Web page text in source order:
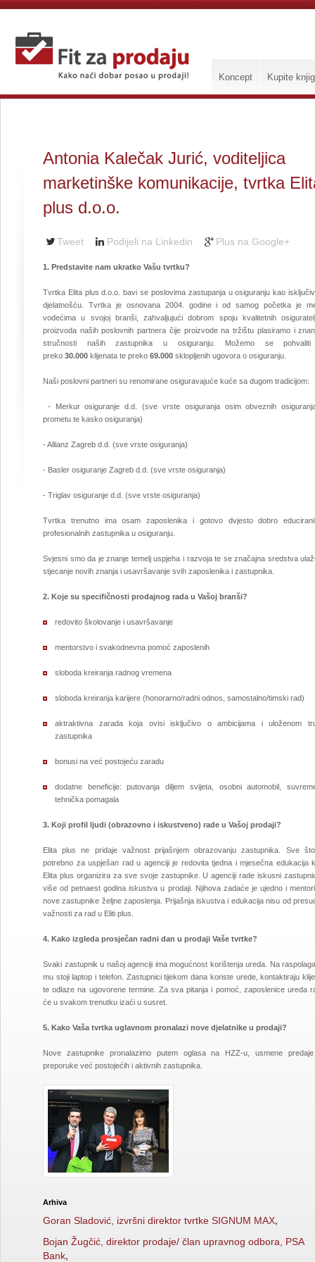
Koncept Kupite
Antonia Kalečak Jurić, voditeljica
marketinške komunikacije, tvrtka
plus d.o.o.
Tweet Podijeli na Linkedin Plus na Google+
1. Predstavite nam ukratko Vašu tvrtku?
Tvrtka Elita plus d.o.o. bavi se poslovima zastupanja u osiguranju kao
djelatnošću. Tvrtka je osnovana 2004. godine i od samog početka je
vodećima u svojoj branši, zahvaljujući dobrom spoju kvalitetnih
proizvoda naših poslovnih partnera čije proizvode na tržištu plasiramo i
stručnosti naših zastupnika u osiguranju. Možemo se
preko 30.000 klijenata te preko 69.000 sklopljenih ugovora o osiguranju.
Naši poslovni partneri su renomirane osiguravajuće kuće sa dugom tradicijom:
- Merkur osiguranje d.d. (sve vrste osiguranja osim obveznih
prometu te kasko osiguranja)
- Allianz Zagreb d.d. (sve vrste osiguranja)
- Basler osiguranje Zagreb d.d. (sve vrste osiguranja)
- Triglav osiguranje d.d. (sve vrste osiguranja)
Tvrtka trenutno ima osam zaposlenika i gotovo dvjesto dobro
profesionalnih zastupnika u osiguranju.
Svjesni smo da je znanje temelj uspjeha i razvoja te se značajna sredstva
stjecanje novih znanja i usavršavanje svih zaposlenika i zastupnika.
2. Koje su specifičnosti prodajnog rada u Vašoj branši?
redovito školovanje i usavršavanje
mentorstvo i svakodnevna pomoć zaposlenih
sloboda kreiranja radnog vremena
sloboda kreiranja karijere (honorarno/radni odnos, samostalno/timski rad)
aktraktivna zarada koja ovisi isključivo o ambicijama i uloženom
zastupnika
bonusi na već postojeću zaradu
dodatne beneficije: putovanja diljem svijeta, osobni automobil,
tehnička pomagala
3. Koji profil ljudi (obrazovno i iskustveno) rade u Vašoj prodaji?
Elita plus ne pridaje važnost prijašnjem obrazovanju zastupnika. Sve
potrebno za uspješan rad u agenciji je redovita tjedna i mjesečna edukacija
Elita plus organizira za sve svoje zastupnike. U agenciji rade iskusni
više od petnaest godina iskustva u prodaji. Njihova zadaće je ujedno i
nove zastupnike željne zaposlenja. Prijašnja iskustva i edukacija nisu od
važnosti za rad u Eliti plus.
4. Kako izgleda prosječan radni dan u prodaji Vaše tvrtke?
Svaki zastupnik u našoj agenciji ima mogućnost korištenja ureda. Na
mu stoji laptop i telefon. Zastupnici tijekom dana koriste urede, kontaktiraju
te odlaze na ugovorene termine. Za sva pitanja i pomoć, zaposlenice ureda
će u svakom trenutku izaći u susret.
5. Kako Vaša tvrtka uglavnom pronalazi nove djelatnike u prodaji?
Nove zastupnike pronalazimo putem oglasa na HZZ-u, usmene
preporuke već postojećih i aktivnih zastupnika.
Arhiva
Goran Sladović, izvršni direktor tvrtke SIGNUM MAX,
Bojan Žugčić, direktor prodaje/ član upravnog odbora, PSA
Bank,